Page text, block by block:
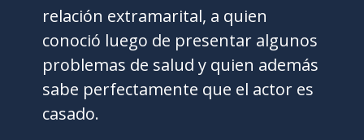
relación extramarital, a quien
conoció luego de presentar algunos
problemas de salud y quien además
sabe perfectamente que el actor es
casado.